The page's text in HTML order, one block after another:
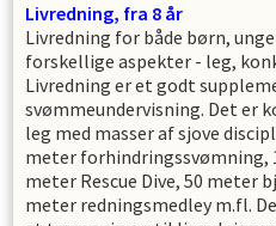
Livredning, fra 8 år
Livredning for både børn,
forskellige aspekter - leg,
Livredning er et godt
svømmeundervisning. Det er
leg med masser af sjove
meter forhindringssvømning,
meter Rescue Dive, 50 meter
meter redningsmedley m.fl.